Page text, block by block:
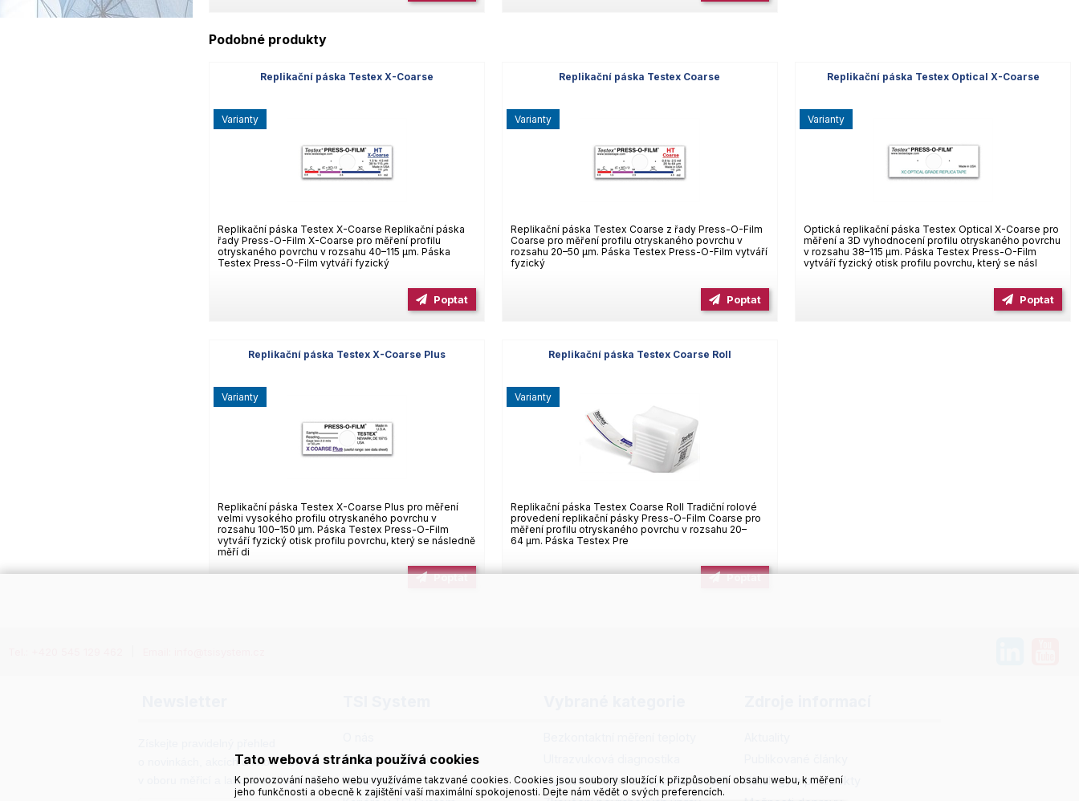
Podobné produkty
Replikační páska Testex X-Coarse
Replikační páska Testex X-Coarse Replikační páska
řady Press-O-Film X-Coarse pro měření profilu
otryskaného povrchu v rozsahu 40–115 µm. Páska
Testex Press-O-Film vytváří fyzický
varianty
Poptat
Replikační páska Testex Coarse
Replikační páska Testex Coarse z řady Press-O-Film
Coarse pro měření profilu otryskaného povrchu v
rozsahu 20–50 µm. Páska Testex Press-O-Film vytváří
fyzický
varianty
Poptat
Replikační páska Testex Optical X-Coarse
Optická replikační páska Testex Optical X-Coarse pro
měření a 3D vyhodnocení profilu otryskaného povrchu
v rozsahu 38–115 µm. Páska Testex Press-O-Film
vytváří fyzický otisk profilu povrchu, který se násl
varianty
Poptat
Replikační páska Testex X-Coarse Plus
Replikační páska Testex X-Coarse Plus pro měření
velmi vysokého profilu otryskaného povrchu v
rozsahu 100–150 µm. Páska Testex Press-O-Film
vytváří fyzický otisk profilu povrchu, který se následně
měří di
varianty
Poptat
Replikační páska Testex Coarse Roll
Replikační páska Testex Coarse Roll Tradiční rolové
provedení replikační pásky Press-O-Film Coarse pro
měření profilu otryskaného povrchu v rozsahu 20–
64 µm. Páska Testex Pre
varianty
Poptat
o novinkách, akcích a know-how
v oboru měřicí a laboratorní techniky.
Poskytované služby
Naše značky
Vybavení materiálových laboratoří
Katalogy a prospekty
Tato webová stránka používá cookies
K provozování našeho webu využíváme takzvané cookies. Cookies jsou soubory sloužící k přizpůsobení obsahu webu, k měření
jeho funkčnosti a obecně k zajištění vaší maximální spokojenosti. Dejte nám vědět o svých preferencích.